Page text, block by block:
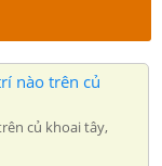
nào trên củ
củ khoai tây,